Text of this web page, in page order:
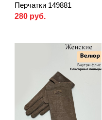
Перчатки 149881
280 руб.